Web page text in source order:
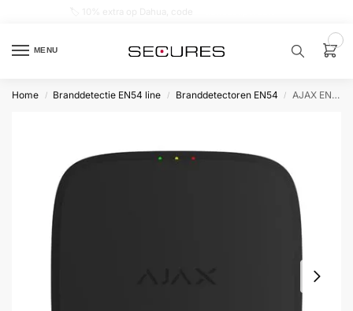
MENU
Home / Branddetectie EN54 line / Branddetectoren EN54 / AJAX EN54 FireProtect (Smoke/Sounder) zwart